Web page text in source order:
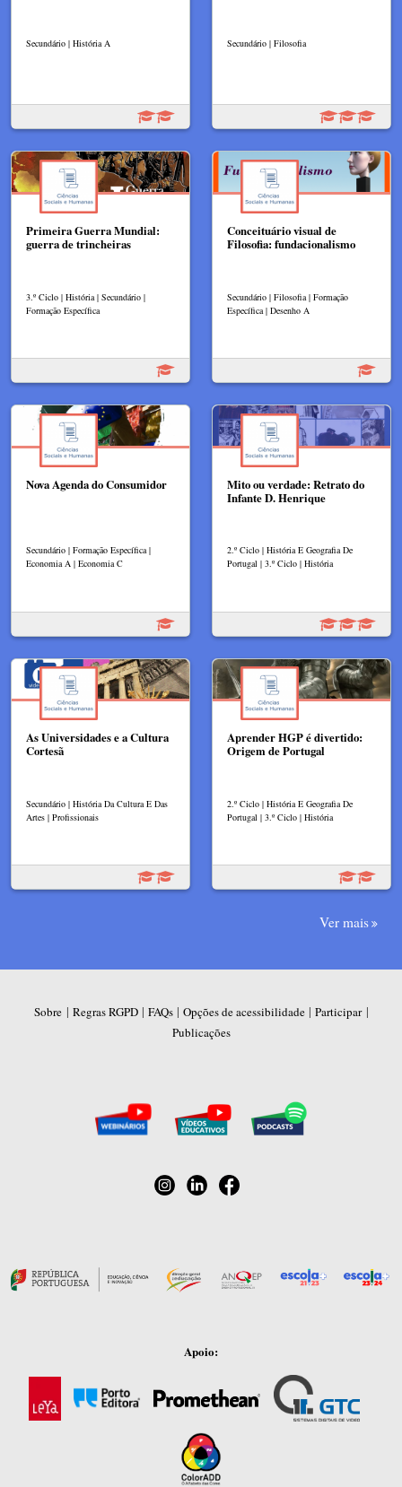
Secundário | História A Secundário | Filosofia
Primeira Guerra Mundial:
guerra de trincheiras
3.º Ciclo | História | Secundário |
Formação Específica
Conceituário visual de
Filosofia: fundacionalismo
Secundário | Filosofia | Formação
Específica | Desenho A
Nova Agenda do Consumidor
Secundário | Formação Específica |
Economia A | Economia C
Mito ou verdade: Retrato do
Infante D. Henrique
2.º Ciclo | História E Geografia De
Portugal | 3.º Ciclo | História
As Universidades e a Cultura
Cortesã
Secundário | História Da Cultura E Das
Artes | Profissionais
Aprender HGP é divertido:
Origem de Portugal
2.º Ciclo | História E Geografia De
Portugal | 3.º Ciclo | História
Ver mais
Sobre | Regras RGPD| FAQs| Opções de acessibilidade| Participar|
Publicações
Apoio: